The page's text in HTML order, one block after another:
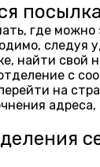
где можно
следуя
найти свой
с
на